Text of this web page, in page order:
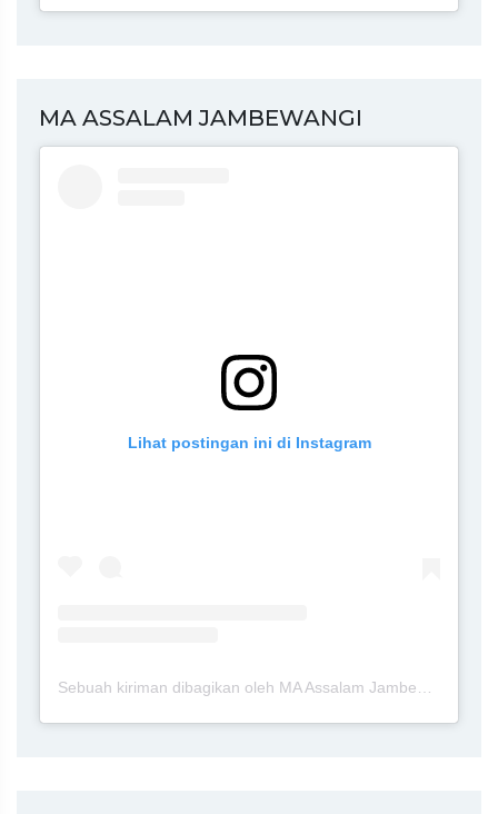
MA ASSALAM JAMBEWANGI
Lihat postingan ini di Instagram
Sebuah kiriman dibagikan oleh MA Assalam Jambewangi Blitar (@maassalamj)